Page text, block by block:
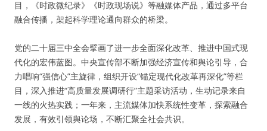
目，《时政微纪录》《时政现场说》等融媒体产品，通过多平台
融合传播，架起科学理论通向群众的桥梁。
党的二十届三中全会擘画了进一步全面深化改革、推进中国式现
代化的宏伟蓝图。中央宣传部不断加强经济宣传和舆论引导，合
力唱响“强信心”主旋律，组织开设“锚定现代化改革再深化”等栏
目，深入推进“高质量发展调研行”主题采访活动，生动记录来自
一线的火热实践；一年来，主流媒体加快系统性变革，探索融合
发展，有效引领舆论场，不断汇聚全社会共识。